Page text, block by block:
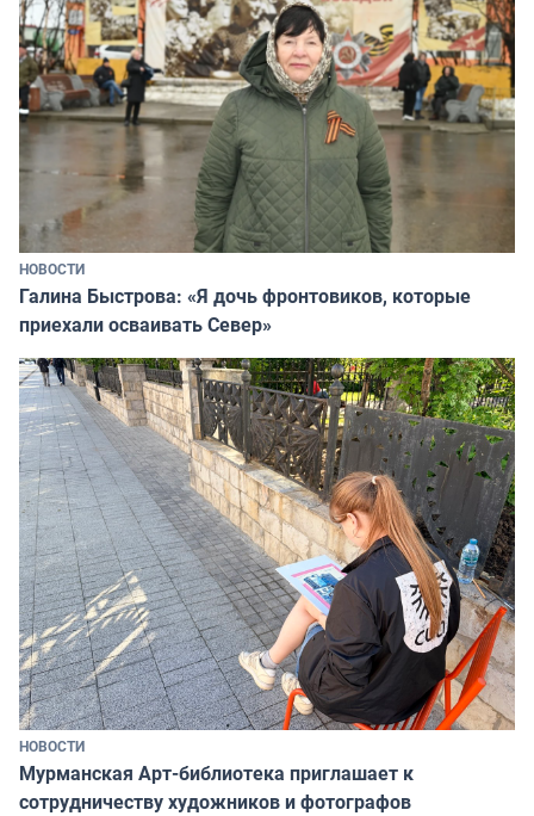
НОВОСТИ
Галина Быстрова: «Я дочь фронтовиков, которые
приехали осваивать Север»
НОВОСТИ
Мурманская Арт-библиотека приглашает к
сотрудничеству художников и фотографов